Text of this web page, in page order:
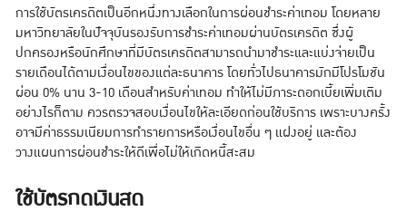
การใช้บัตรเครดิตเป็นอีกหนึ่งทางเลือกในการผ่อนชำระค่าเทอม โดยหลาย
มหาวิทยาลัยในปัจจุบันรองรับการชำระค่าเทอมผ่านบัตรเครดิต ซึ่งผู้
ปกครองหรือนักศึกษาที่มีบัตรเครดิตสามารถนำมาชำระและแบ่งจ่ายเป็น
รายเดือนได้ตามเงื่อนไขของแต่ละธนาคาร โดยทั่วไปธนาคารมักมีโปรโมชัน
ผ่อน 0% นาน 3-10 เดือนสำหรับค่าเทอม ทำให้ไม่มีภาระดอกเบี้ยเพิ่มเติม
อย่างไรก็ตาม ควรตรวจสอบเงื่อนไขให้ละเอียดก่อนใช้บริการ เพราะบางครั้ง
อาจมีค่าธรรมเนียมการทำรายการหรือเงื่อนไขอื่น ๆ แฝงอยู่ และต้อง
วางแผนการผ่อนชำระให้ดีเพื่อไม่ให้เกิดหนี้สะสม
ใช้บัตรกดเงินสด